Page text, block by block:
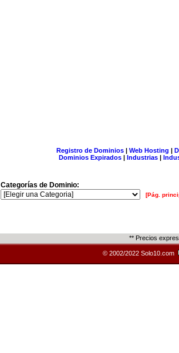
Registro de Dominios| Web Hosting |
Dominios Expirados | Industrias |
Categorías de Dominio:
[Pág.
** Precios
© 2002/2022 Solo10.com